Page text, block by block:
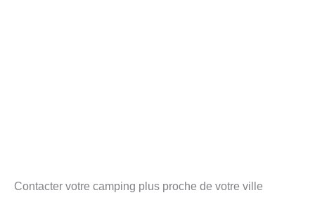
Contacter votre camping plus proche de votre ville